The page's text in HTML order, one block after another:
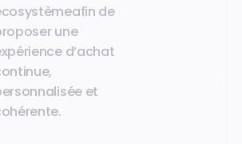
de
une
d’achat
et